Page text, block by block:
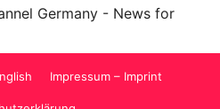
Germany - News for
Impressum – Imprint